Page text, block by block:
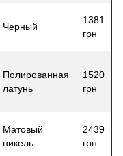
Черный
1381
грн
Полированная
латунь
1520
грн
Матовый
никель
2439
грн